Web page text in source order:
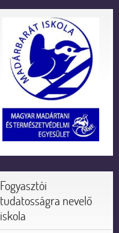
Fogyasztói
tudatosságra nevelő
iskola